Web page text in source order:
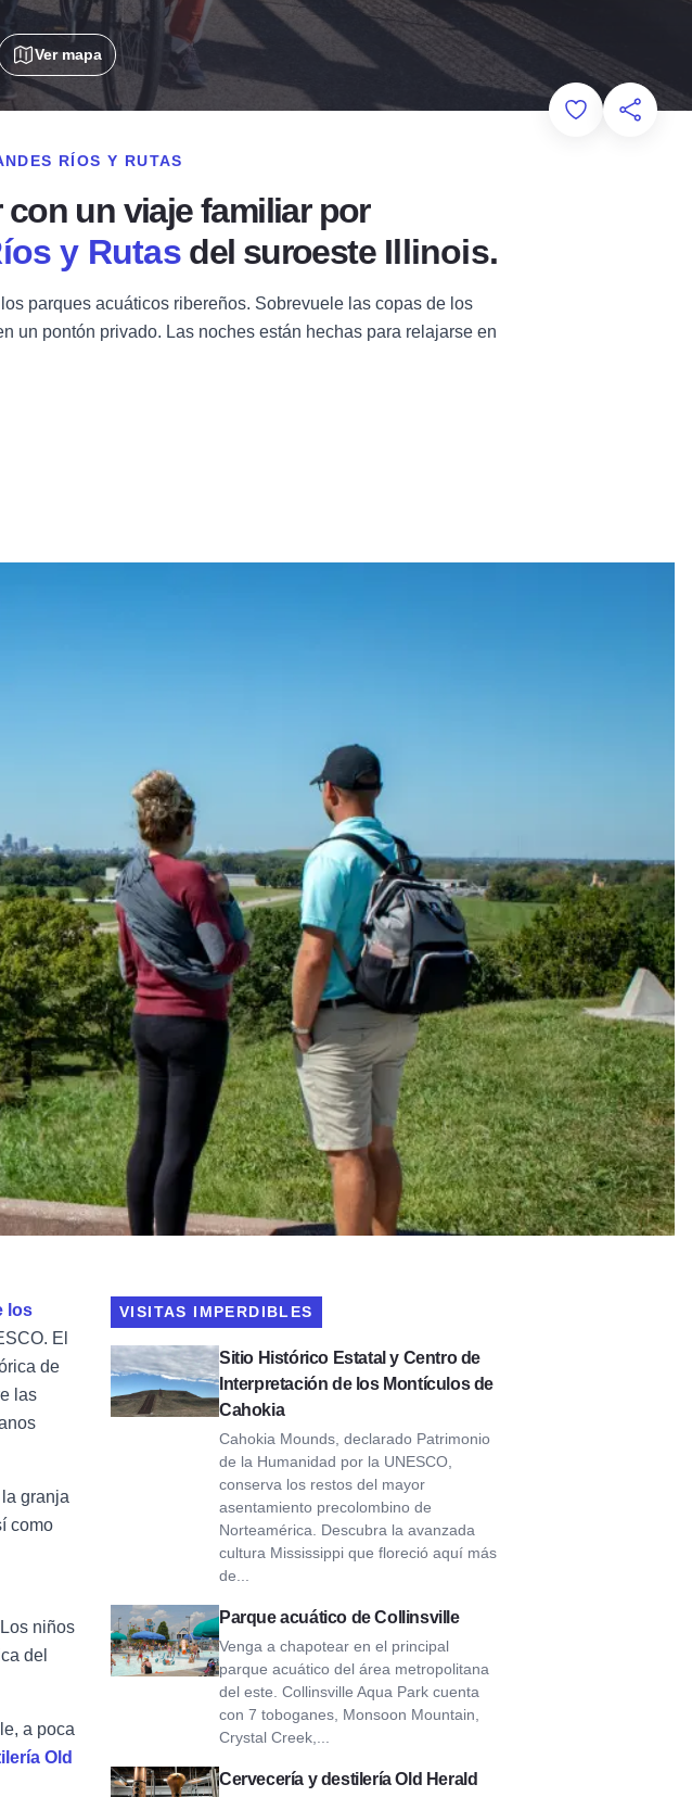
Add to
Ver mapa
RÍOS Y RUTAS
un viaje familiar por
y Rutasdel suroeste Illinois.
parques acuáticos ribereños. Sobrevuele las copas de los
un pontón privado. Las noches están hechas para relajarse en
los
El
de
las
granja
como
niños
del
a poca
Old
VISITAS IMPERDIBLES
Sitio Histórico Estatal y Centro de
Interpretación de los Montículos de
Cahokia
Cahokia Mounds, declarado Patrimonio
de la Humanidad por la UNESCO,
conserva los restos del mayor
asentamiento precolombino de
Norteamérica. Descubra la avanzada
cultura Mississippi que floreció aquí más
de...
Ver el Lugar Histórico Estatal y Centro de Interpretación de los Montículos
Parque acuático de Collinsville
Venga a chapotear en el principal
parque acuático del área metropolitana
del este. Collinsville Aqua Park cuenta
con 7 toboganes, Monsoon Mountain,
Crystal Creek,...
Ver Collinsville Aqua Park
Cervecería y destilería Old Herald
Ver Cervecería y Destilería Old Herald